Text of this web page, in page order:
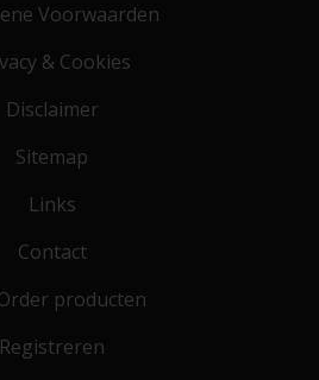
Voorwaarden
& Cookies
Disclaimer
Sitemap
Links
Contact
producten
Registreren